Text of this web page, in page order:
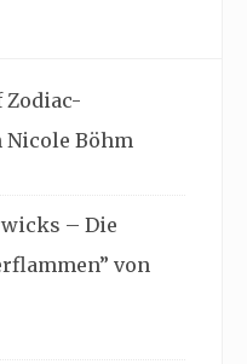
Zodiac-
Nicole Böhm
– Die
von